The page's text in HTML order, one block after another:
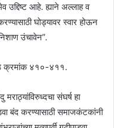
उ‌द्दिष्ट आहे. ह्याने अल्लाह व
घोड्यावर स्वार होऊन
उंचावेन”.
क्रमांक ४१०-४११.
संघर्ष हा
बंद करण्यासाठी समाजकंटकांनी